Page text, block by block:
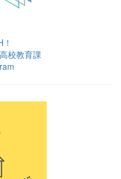
校教育課